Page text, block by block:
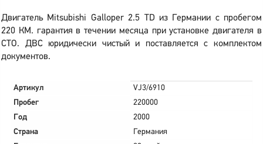
Двигатель Mitsubishi Galloper 2.5 TD из Германии с пробегом
220 КМ. гарантия в течении месяца при установке двигателя в
СТО. ДВС юридически чистый и поставляется с комплектом
документов.
Артикул
VJ3/6910
Пробег
220000
Год
2000
Страна
Германия